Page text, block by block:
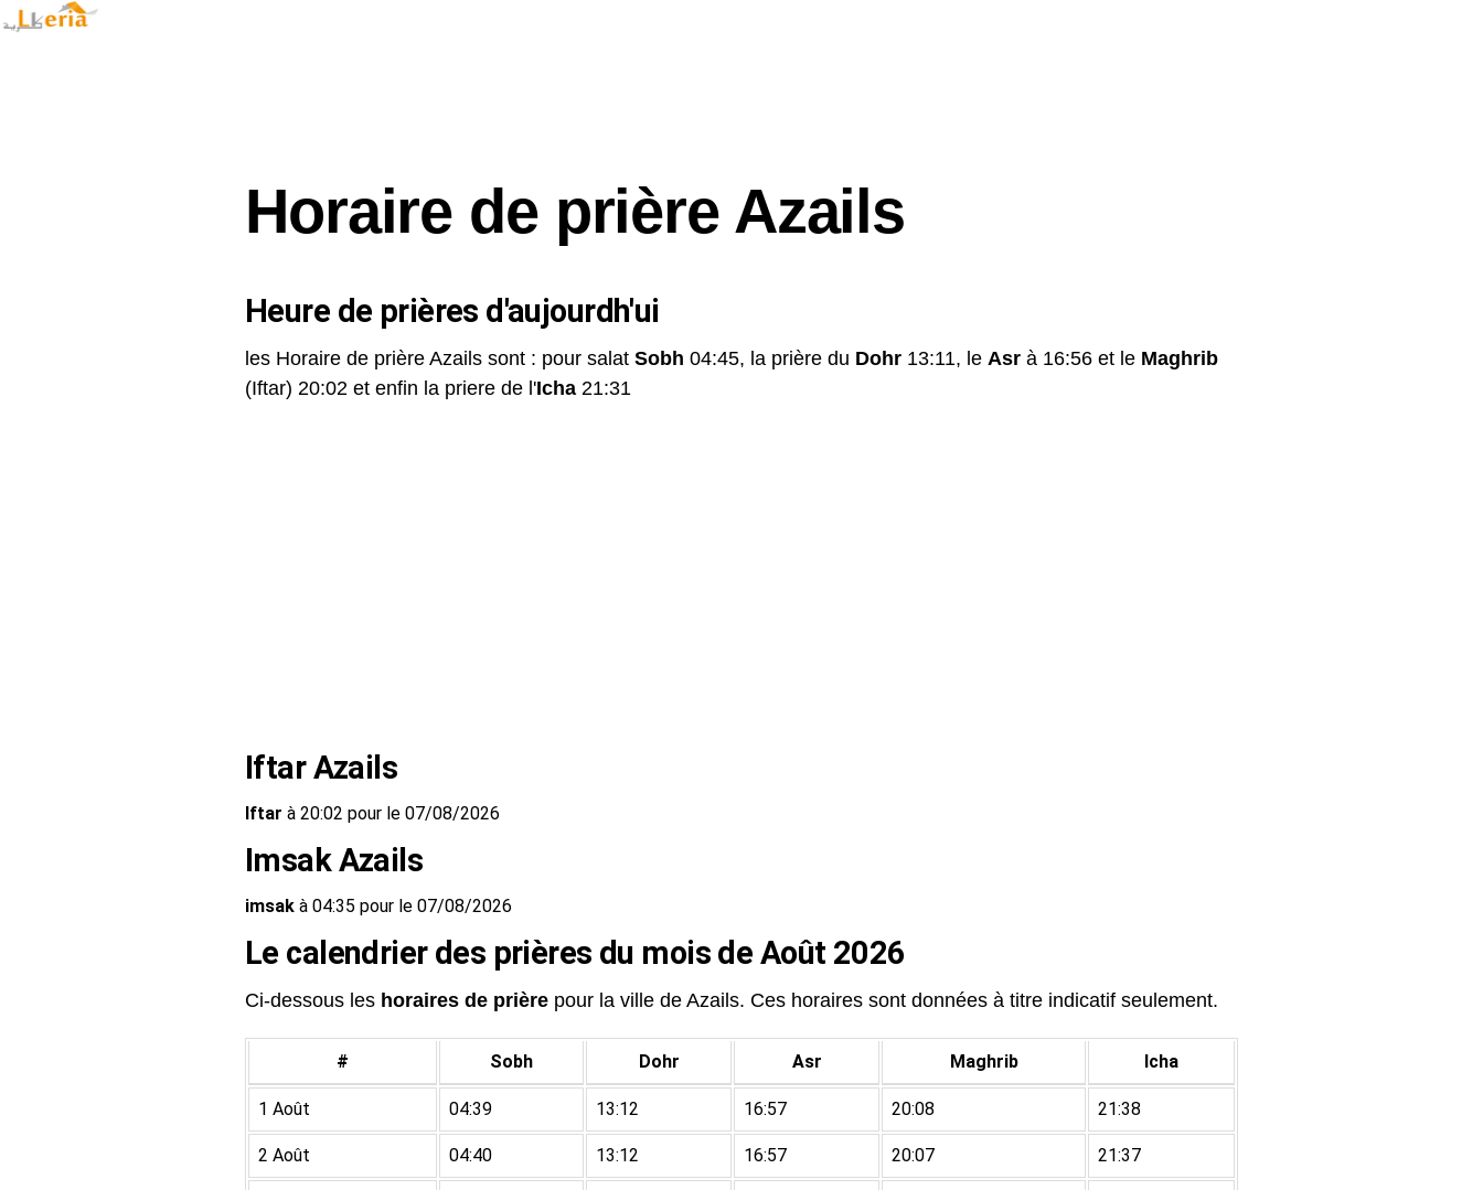
Horaire de prière Azails
Heure de prières d'aujourdh'ui
les Horaire de prière Azails sont : pour salat Sobh 04:45, la prière du Dohr 13:11, le Asr à 16:56 et le Maghrib
(Iftar) 20:02 et enfin la priere de l'Icha 21:31
Iftar Azails
Iftar à 20:02 pour le 07/08/2026
Imsak Azails
imsak à 04:35 pour le 07/08/2026
Le calendrier des prières du mois de Août 2026
Ci-dessous les horaires de prière pour la ville de Azails. Ces horaires sont données à titre indicatif seulement.
# Sobh Dohr Asr Maghrib Icha
1 Août 04:39 13:12 16:57 20:08 21:38
2 Août 04:40 13:12 16:57 20:07 21:37